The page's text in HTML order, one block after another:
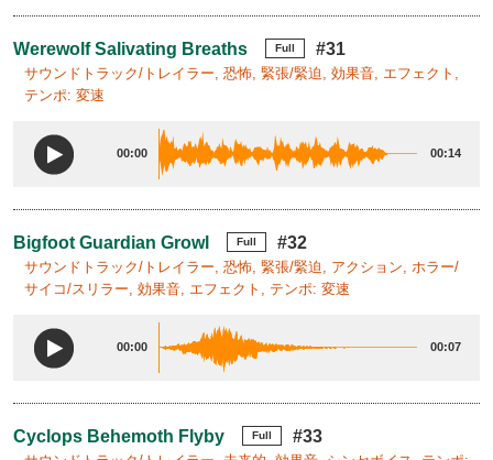
Werewolf Salivating Breaths Full #31
サウンドトラック/トレイラー, 恐怖, 緊張/緊迫, 効果音, エフェクト,
テンポ: 変速
00:00 00:14
Bigfoot Guardian Growl Full #32
サウンドトラック/トレイラー, 恐怖, 緊張/緊迫, アクション, ホラー/
サイコ/スリラー, 効果音, エフェクト, テンポ: 変速
00:00 00:07
Cyclops Behemoth Flyby Full #33